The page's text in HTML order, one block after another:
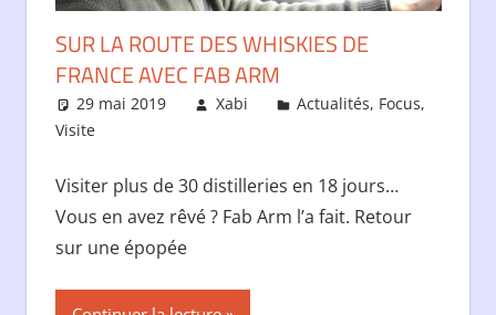
SUR LA ROUTE DES WHISKIES DE
FRANCE AVEC FAB ARM
29 mai 2019 Xabi Actualités, Focus,
Visite
Visiter plus de 30 distilleries en 18 jours…
Vous en avez rêvé ? Fab Arm l’a fait. Retour
sur une épopée